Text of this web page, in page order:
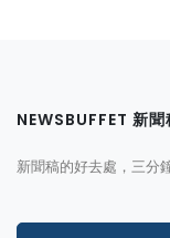
NEWSBUFFET 新
新聞稿的好去處，三分